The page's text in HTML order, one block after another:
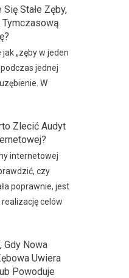
Stałe Zęby,
Tymczasową
jak „zęby w jeden
jednej
W
Zlecić Audyt
internetowej
czy
poprawnie, jest
celów
Gdy Nowa
Uwiera
Powoduje